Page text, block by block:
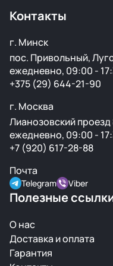
подготовку перед
Контакты
г. Минск
пос. Привольный,
ежедневно, 09:00 -
+375 (29) 644-21-90
г. Москва
Лианозовский проезд
ежедневно, 09:00 -
+7 (920) 617-28-88
Почта
Telegram Viber
Полезные
О нас
Доставка и оплата
Гарантия